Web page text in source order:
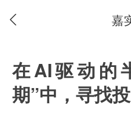
嘉
在AI驱动的
期”中，寻找